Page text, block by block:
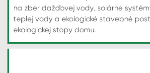
na zber dažďovej vody, solárne
teplej vody a ekologické stavebné
ekologickej stopy domu.